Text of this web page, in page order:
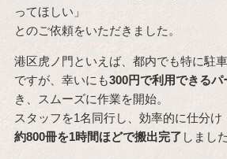
ってほしい」
とのご依頼をいただきました。
港区虎ノ門といえば、都内でも特に駐
ですが、幸いにも300円で利用できる
き、スムーズに作業を開始。
スタッフを1名同行し、効率的に仕分け
約800冊を1時間ほどで搬出完了 しました